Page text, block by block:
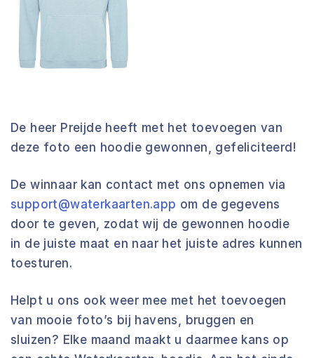
De heer Preijde heeft met het toevoegen van
deze foto een hoodie gewonnen, gefeliciteerd!
De winnaar kan contact met ons opnemen via
support@waterkaarten.app om de gegevens
door te geven, zodat wij de gewonnen hoodie
in de juiste maat en naar het juiste adres kunnen
toesturen.
Helpt u ons ook weer mee met het toevoegen
van mooie foto’s bij havens, bruggen en
sluizen? Elke maand maakt u daarmee kans op